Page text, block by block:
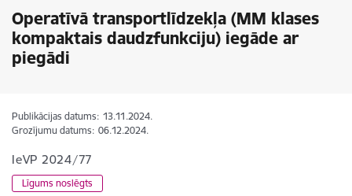
Operatīvā transportlīdzekļa (MM klases
kompaktais daudzfunkciju) iegāde ar
piegādi
Publikācijas datums: 13.11.2024.
Grozījumu datums: 06.12.2024.
IeVP 2024/77
Līgums noslēgts